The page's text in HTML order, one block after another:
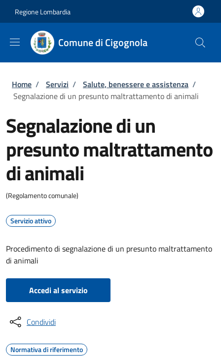
Regione Lombardia
Comune di Cigognola
Briciole di pane
Home / Servizi / Salute, benessere e assistenza /
Segnalazione di un presunto maltrattamento di animali
Segnalazione di un
presunto maltrattamento
di animali
(Regolamento comunale)
Servizio attivo
Procedimento di segnalazione di un presunto maltrattamento
di animali
Accedi al servizio
Condividi
Normativa di riferimento